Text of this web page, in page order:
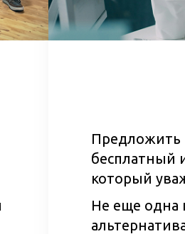
Предложить
бесплатный
который
Не еще одна